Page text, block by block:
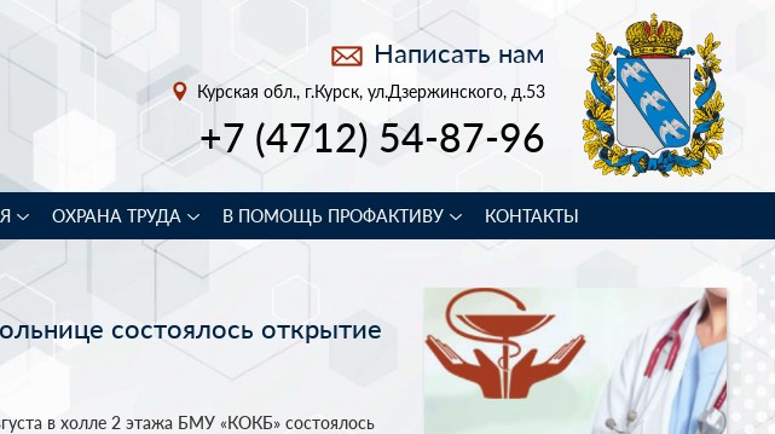
Написать нам
Курская обл., г.Курск, ул.Дзержинского, д.53
+7 (4712) 54-87-96
ОХРАНА ТРУДА В ПОМОЩЬ ПРОФАКТИВУ КОНТАКТЫ
состоялось открытие
в холле 2 этажа БМУ «КОКБ» состоялось